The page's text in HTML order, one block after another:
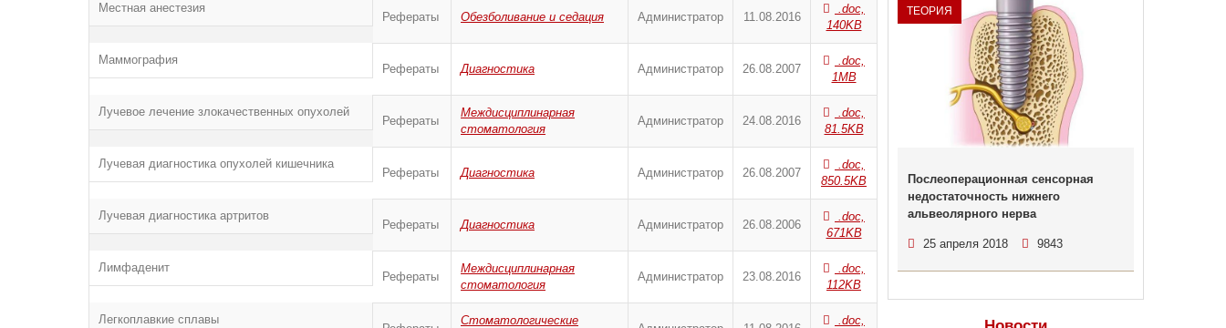
Местная анестезия
Рефераты Обезболивание и седация Администратор 11.08.2016
.doc,
140KB
Маммография
Рефераты Диагностика Администратор 26.08.2007
.doc,
1MB
Лучевое лечение злокачественных опухолей
Рефераты
Междисциплинарная
стоматология
Администратор 24.08.2016
.doc,
81.5KB
Лучевая диагностика опухолей кишечника
Рефераты Диагностика Администратор 26.08.2007
.doc,
850.5KB
Лучевая диагностика артритов
Рефераты Диагностика Администратор 26.08.2006
.doc,
671KB
Лимфаденит
Рефераты
Междисциплинарная
стоматология
Администратор 23.08.2016
.doc,
112KB
Легкоплавкие сплавы
Стоматологические
.doc,
ТЕОРИЯ
Послеоперационная сенсорная
недостаточность нижнего
альвеолярного нерва
25 апреля 2018 9843